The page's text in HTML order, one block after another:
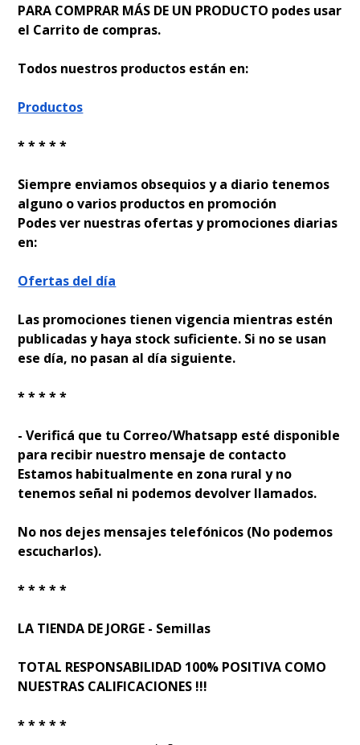
PARA COMPRAR MÁS DE UN PRODUCTO podes usar
el Carrito de compras.
Todos nuestros productos están en:
Productos
* * * * *
Siempre enviamos obsequios y a diario tenemos
alguno o varios productos en promoción
Podes ver nuestras ofertas y promociones diarias
en:
Ofertas del día
Las promociones tienen vigencia mientras estén
publicadas y haya stock suficiente. Si no se usan
ese día, no pasan al día siguiente.
* * * * *
- Verificá que tu Correo/Whatsapp esté disponible
para recibir nuestro mensaje de contacto
Estamos habitualmente en zona rural y no
tenemos señal ni podemos devolver llamados.
No nos dejes mensajes telefónicos (No podemos
escucharlos).
* * * * *
LA TIENDA DE JORGE - Semillas
TOTAL RESPONSABILIDAD 100% POSITIVA COMO
NUESTRAS CALIFICACIONES !!!
* * * * *